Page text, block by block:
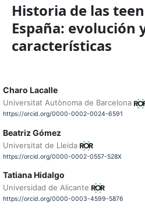
Historia de las
España: evolución
características
Charo Lacalle
Universitat Autònoma de Barcelona
https://orcid.org/0000-0002-0024-6591
Beatriz Gómez
Universitat de Lleida
https://orcid.org/0000-0002-0557-528X
Tatiana Hidalgo
Universidad de Alicante
https://orcid.org/0000-0003-4599-5876